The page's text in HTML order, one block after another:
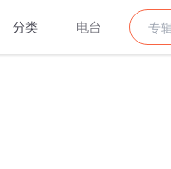
分类 电台